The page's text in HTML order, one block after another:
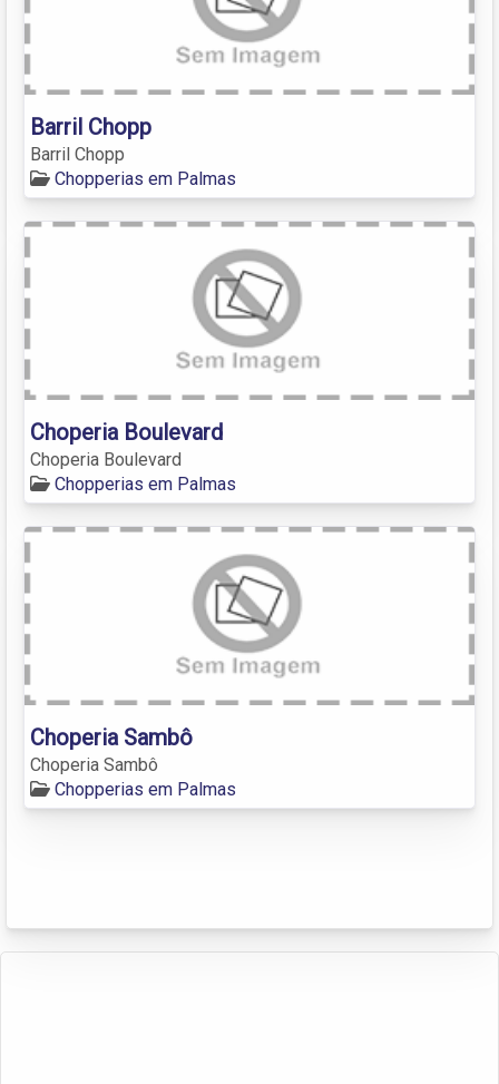
Barril Chopp
Barril Chopp
Chopperias em Palmas
Choperia Boulevard
Choperia Boulevard
Chopperias em Palmas
Choperia Sambô
Choperia Sambô
Chopperias em Palmas